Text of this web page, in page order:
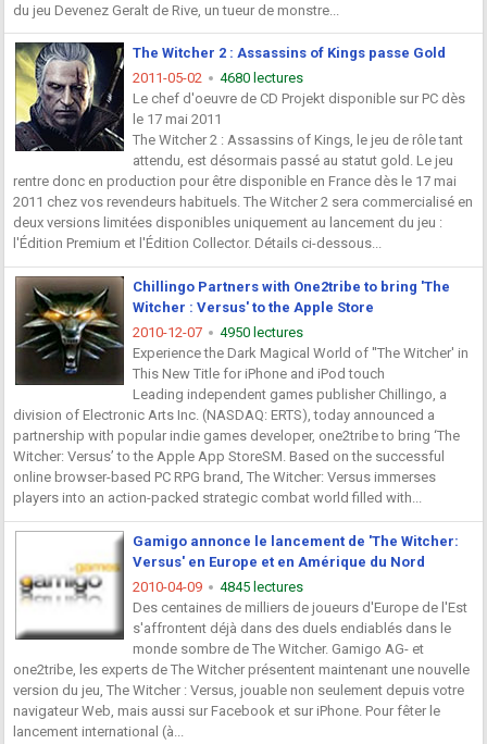
du jeu Devenez Geralt de Rive, un tueur de monstre...
The Witcher 2 : Assassins of Kings passe Gold
2011-05-02
4680 lectures
Le chef d'oeuvre de CD Projekt disponible sur PC dès
le 17 mai 2011
The Witcher 2 : Assassins of Kings, le jeu de rôle tant
attendu, est désormais passé au statut gold. Le jeu
rentre donc en production pour être disponible en France dès le 17 mai
2011 chez vos revendeurs habituels. The Witcher 2 sera commercialisé en
deux versions limitées disponibles uniquement au lancement du jeu :
l'Édition Premium et l'Édition Collector. Détails ci-dessous...
Chillingo Partners with One2tribe to bring 'The
Witcher : Versus' to the Apple Store
2010-12-07
4950 lectures
Experience the Dark Magical World of ''The Witcher' in
This New Title for iPhone and iPod touch
Leading independent games publisher Chillingo, a
division of Electronic Arts Inc. (NASDAQ: ERTS), today announced a
partnership with popular indie games developer, one2tribe to bring ‘The
Witcher: Versus’ to the Apple App StoreSM. Based on the successful
online browser-based PC RPG brand, The Witcher: Versus immerses
players into an action-packed strategic combat world filled with...
Gamigo annonce le lancement de 'The Witcher:
Versus' en Europe et en Amérique du Nord
2010-04-09
4845 lectures
Des centaines de milliers de joueurs d'Europe de l'Est
s'affrontent déjà dans des duels endiablés dans le
monde sombre de The Witcher. Gamigo AG- et
one2tribe, les experts de The Witcher présentent maintenant une nouvelle
version du jeu, The Witcher : Versus, jouable non seulement depuis votre
navigateur Web, mais aussi sur Facebook et sur iPhone. Pour fêter le
lancement international (à...